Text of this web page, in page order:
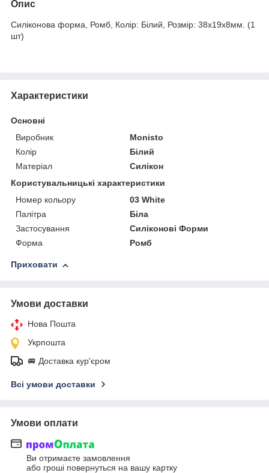
Опис
Силіконова форма, Ромб, Колір: Білий, Розмір: 38х19х8мм. (1
шт)
Характеристики
Основні
Виробник
Monisto
Колір
Білий
Матеріал
Силікон
Користувальницькі характеристики
Номер кольору
03 White
Палітра
Біла
Застосування
Силіконові Форми
Форма
Ромб
Приховати
Умови доставки
Нова Пошта
Укрпошта
🚐 Доставка кур'єром
Всі умови доставки
Умови оплати
Ви отримаєте замовлення
або гроші повернуться на вашу картку